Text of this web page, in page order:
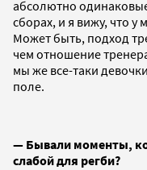
абсолютно
сборах, и я вижу, что у
Может быть, подход
чем отношение
мы же все-таки
поле.
— Бывали моменты,
слабой для регби?